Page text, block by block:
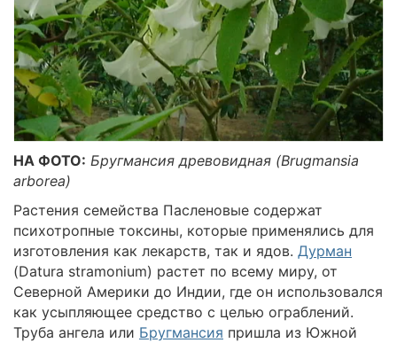
НА ФОТО: Бругмансия древовидная (Brugmansia
arborea)
Растения семейства Пасленовые содержат
психотропные токсины, которые применялись для
изготовления как лекарств, так и ядов. Дурман
(Datura stramonium) растет по всему миру, от
Северной Америки до Индии, где он использовался
как усыпляющее средство с целью ограблений.
Труба ангела или Бругмансия пришла из Южной